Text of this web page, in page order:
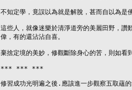
不知定學，竟誤以為就是解脫，甚而自以為是
這些人，就像迷樂於清淨道旁的美麗田野，讚
偉，有的還沾沾自喜。
棄捨定境的美妙，修觀斷除身心的苦，則如看
*** *** ***
修習成功光明遍之後.應該進一步觀察五取蘊